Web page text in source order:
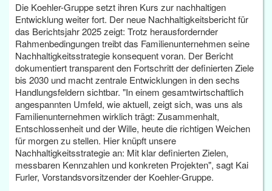
Die Koehler-Gruppe setzt ihren Kurs zur nachhaltigen
Entwicklung weiter fort. Der neue Nachhaltigkeitsbericht für
das Berichtsjahr 2025 zeigt: Trotz herausfordernder
Rahmenbedingungen treibt das Familienunternehmen seine
Nachhaltigkeitsstrategie konsequent voran. Der Bericht
dokumentiert transparent den Fortschritt der definierten Ziele
bis 2030 und macht zentrale Entwicklungen in den sechs
Handlungsfeldern sichtbar. "In einem gesamtwirtschaftlich
angespannten Umfeld, wie aktuell, zeigt sich, was uns als
Familienunternehmen wirklich trägt: Zusammenhalt,
Entschlossenheit und der Wille, heute die richtigen Weichen
für morgen zu stellen. Hier knüpft unsere
Nachhaltigkeitsstrategie an: Mit klar definierten Zielen,
messbaren Kennzahlen und konkreten Projekten", sagt Kai
Furler, Vorstandsvorsitzender der Koehler-Gruppe.